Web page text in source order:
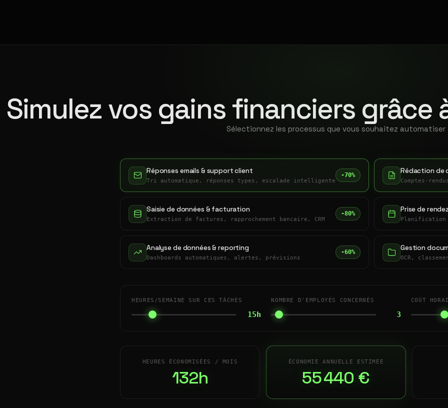
Simulez vos gains financiers
Sélectionnez les processus que vous souhaitez automatiser
Réponses emails & support client
Tri automatique, réponses types, escalade intelligente
-70% Rédaction de
Comptes-
Saisie de données & facturation
Extraction de factures, rapprochement bancaire, CRM
-80% Prise de
Planification
Analyse de données & reporting
Dashboards automatiques, alertes, prévisions
-60% Gestion
OCR,
HEURES/SEMAINE SUR CES TÂCHES
15h
NOMBRE D'EMPLOYÉS CONCERNÉS
3
COÛT
HEURES ÉCONOMISÉES / MOIS
132h
ÉCONOMIE ANNUELLE ESTIMÉE
55 440 €